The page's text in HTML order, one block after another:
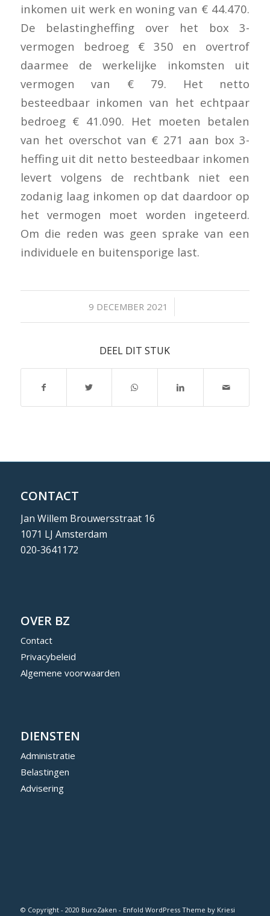
inkomen uit werk en woning van € 44.470.
De belastingheffing over het box 3-
vermogen bedroeg € 350 en overtrof
daarmee de werkelijke inkomsten uit
vermogen van € 79. Het netto
besteedbaar inkomen van het echtpaar
bedroeg € 41.090. Het moeten betalen
van het overschot van € 271 aan box 3-
heffing uit dit netto besteedbaar inkomen
levert volgens de rechtbank niet een
zodanig laag inkomen op dat daardoor op
het vermogen moet worden ingeteerd.
Om die reden was geen sprake van een
individuele en buitensporige last.
9 DECEMBER 2021
/
DEEL DIT STUK
CONTACT
Jan Willem Brouwersstraat 16
1071 LJ Amsterdam
020-3641172
OVER BZ
Contact
Privacybeleid
Algemene voorwaarden
DIENSTEN
Administratie
Belastingen
Advisering
© Copyright - 2020 BuroZaken - Enfold WordPress Theme by Kriesi